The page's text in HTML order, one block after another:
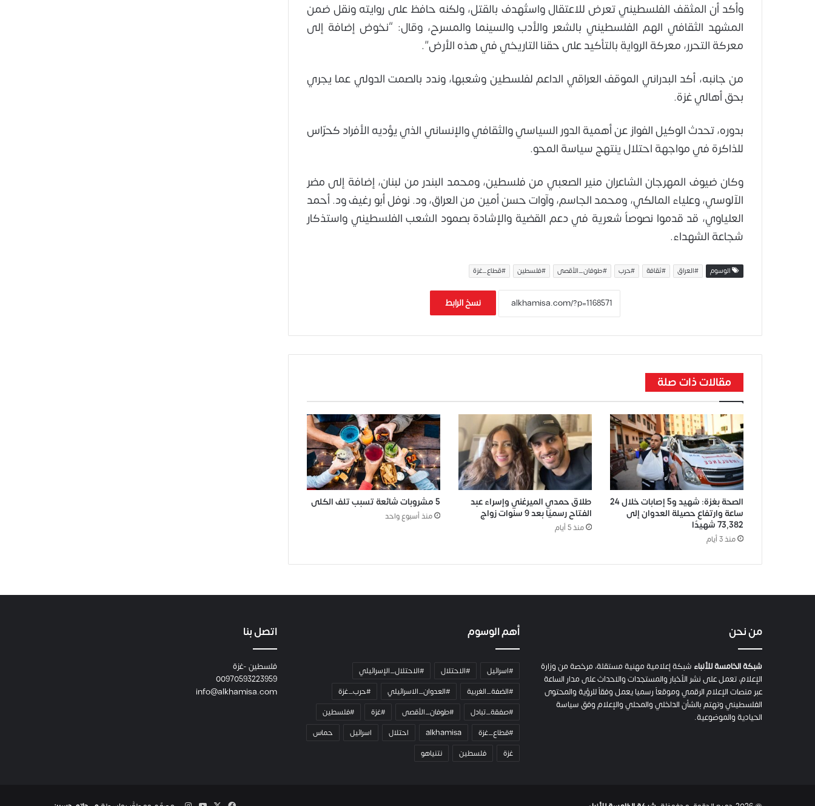
وأكد أن المثقف الفلسطيني تعرض للاعتقال واستُهدف بالقتل، ولكنه حافظ على روايته ونقل ضمن
المشهد الثقافي الهم الفلسطيني بالشعر والأدب والسينما والمسرح، وقال: “نخوض إضافة إلى
معركة التحرر، معركة الرواية بالتأكيد على حقنا التاريخي في هذه الأرض”.
من جانبه، أكد البدراني الموقف العراقي الداعم لفلسطين وشعبها، وندد بالصمت الدولي عما يجري
بحق أهالي غزة.
بدوره، تحدث الوكيل الفواز عن أهمية الدور السياسي والثقافي والإنساني الذي يؤديه الأفراد كحرّاس
للذاكرة في مواجهة احتلال ينتهج سياسة المحو.
وكان ضيوف المهرجان الشاعران منير الصعبي من فلسطين، ومحمد البندر من لبنان، إضافة إلى مضر
الآلوسي، وعلياء المالكي، ومحمد الجاسم، وآوات حسن أمين من العراق، ود. نوفل أبو رغيف ود. أحمد
العلياوي، قد قدموا نصوصاً شعرية في دعم القضية والإشادة بصمود الشعب الفلسطيني واستذكار
شجاعة الشهداء.
الوسوم #العراق #ثقافة #حرب #طوفان_الأقصى #فلسطين #قطاع_غزة
نسخ الرابط
مقالات ذات صلة
الصحة بغزة: شهيد و5 إصابات خلال 24
ساعة وارتفاع حصيلة العدوان إلى
73,382 شهيدًا
منذ 3 أيام
طلاق حمدي الميرغني وإسراء عبد
الفتاح رسميًا بعد 9 سنوات زواج
منذ 5 أيام
5 مشروبات شائعة تسبب تلف الكلى
منذ أسبوع واحد
من نحن
شبكة الخامسة للأنباء شبكة إعلامية مهنية مستقلة، مرخصة من وزارة
الإعلام، تعمل على نشر الأخبار والمستجدات والاحداث على مدار الساعة
عبر منصات الإعلام الرقمي وموقعاً رسميا يعمل وفقاً للرؤية والمحتوى
الفلسطيني وتهتم بالشأن الداخلي والمحلي والإعلام وفق سياسة
الحيادية والموضوعية.
أهم الوسوم
#اسرائيل #الاحتلال
#الاحتلال_الإسرائيلي
#الضفة_الغربية
#العدوان_الاسرائيلي
#حرب_غزة
#صفقة_تبادل
#طوفان_الأقصى #غزة
#فلسطين
#قطاع_غزة
alkhamisa احتلال اسرائيل
حماس
غزة
فلسطين نتنياهو
اتصل بنا
فلسطين -غزة
00970593223959
info@alkhamisa.com